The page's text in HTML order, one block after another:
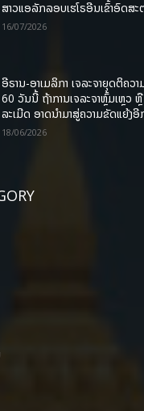
ສາວແອລັກລອບເຮໂຣອີນເຂົ້າອົດສະ
16/07/2026
ອີຣານ-ອາເມລິກາ ເຈລະຈາຍຸດຕິຄວ
60 ວັນນີ້ ຖ້າການເຈລະຈາຫຼົ້ມເຫຼວ
ລະເມີດ ອາດນໍາມາສູ່ຄວາມຂັດແຍ້ງອີ
18/06/2026